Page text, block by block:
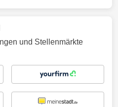
und Stellenmärkte